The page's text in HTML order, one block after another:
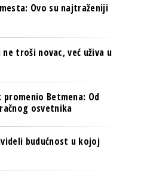
Ovo su najtraženiji
troši novac, već uživa u
Betmena: Od
osvetnika
budućnost u kojoj